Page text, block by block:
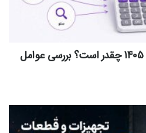
هزینه طراحی سایت در سال 1405 چقدر است؟ بررسی عوامل